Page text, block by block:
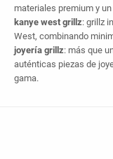
materiales premium y
kanye west grillz: grillz
West, combinando
joyería grillz: más que
auténticas piezas de
gama.